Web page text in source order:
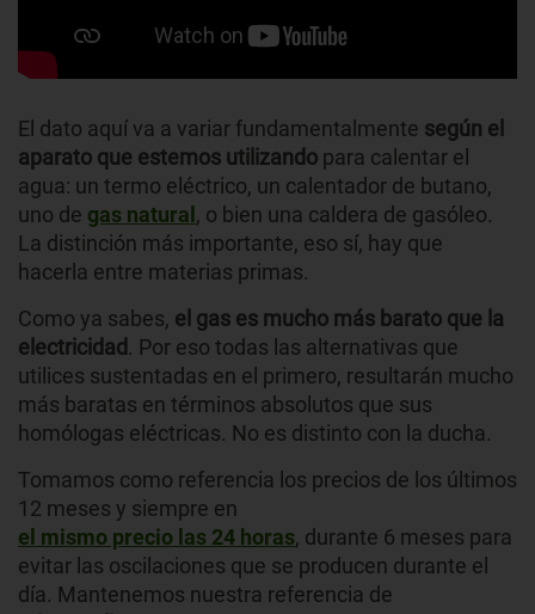
El dato aquí va a variar fundamentalmente según el
aparato que estemos utilizando para calentar el
agua: un termo eléctrico, un calentador de butano,
uno de gas natural, o bien una caldera de gasóleo.
La distinción más importante, eso sí, hay que
hacerla entre materias primas.
Como ya sabes, el gas es mucho más barato que la
electricidad . Por eso todas las alternativas que
utilices sustentadas en el primero, resultarán mucho
más baratas en términos absolutos que sus
homólogas eléctricas. No es distinto con la ducha.
Tomamos como referencia los precios de los últimos
12 meses y siempre en
el mismo precio las 24 horas, durante 6 meses para
evitar las oscilaciones que se producen durante el
día. Mantenemos nuestra referencia de